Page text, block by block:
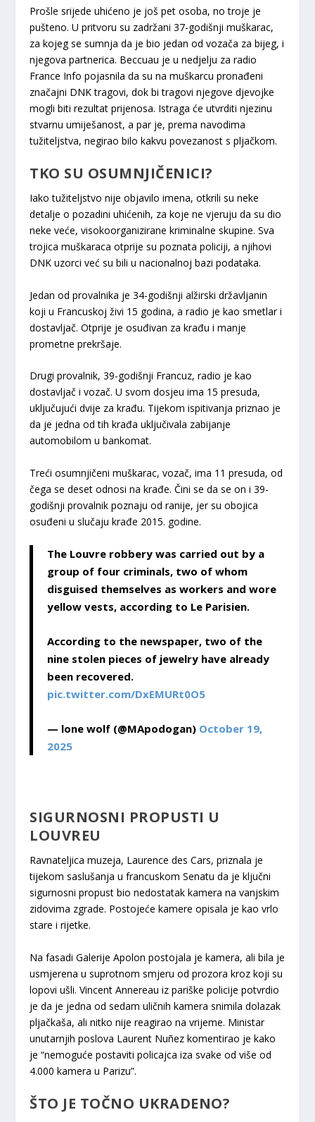
Prošle srijede uhićeno je još pet osoba, no troje je
pušteno. U pritvoru su zadržani 37-godišnji muškarac,
za kojeg se sumnja da je bio jedan od vozača za bijeg, i
njegova partnerica. Beccuau je u nedjelju za radio
France Info pojasnila da su na muškarcu pronađeni
značajni DNK tragovi, dok bi tragovi njegove djevojke
mogli biti rezultat prijenosa. Istraga će utvrditi njezinu
stvarnu umiješanost, a par je, prema navodima
tužiteljstva, negirao bilo kakvu povezanost s pljačkom.
TKO SU OSUMNJIČENICI?
Iako tužiteljstvo nije objavilo imena, otkrili su neke
detalje o pozadini uhićenih, za koje ne vjeruju da su dio
neke veće, visokoorganizirane kriminalne skupine. Sva
trojica muškaraca otprije su poznata policiji, a njihovi
DNK uzorci već su bili u nacionalnoj bazi podataka.
Jedan od provalnika je 34-godišnji alžirski državljanin
koji u Francuskoj živi 15 godina, a radio je kao smetlar i
dostavljač. Otprije je osuđivan za krađu i manje
prometne prekršaje.
Drugi provalnik, 39-godišnji Francuz, radio je kao
dostavljač i vozač. U svom dosjeu ima 15 presuda,
uključujući dvije za krađu. Tijekom ispitivanja priznao je
da je jedna od tih krađa uključivala zabijanje
automobilom u bankomat.
Treći osumnjičeni muškarac, vozač, ima 11 presuda, od
čega se deset odnosi na krađe. Čini se da se on i 39-
godišnji provalnik poznaju od ranije, jer su obojica
osuđeni u slučaju krađe 2015. godine.
The Louvre robbery was carried out by a
group of four criminals, two of whom
disguised themselves as workers and wore
yellow vests, according to Le Parisien.
According to the newspaper, two of the
nine stolen pieces of jewelry have already
been recovered.
pic.twitter.com/DxEMURt0O5
— lone wolf (@MApodogan) October 19,
2025
SIGURNOSNI PROPUSTI U
LOUVREU
Ravnateljica muzeja, Laurence des Cars, priznala je
tijekom saslušanja u francuskom Senatu da je ključni
sigurnosni propust bio nedostatak kamera na vanjskim
zidovima zgrade. Postojeće kamere opisala je kao vrlo
stare i rijetke.
Na fasadi Galerije Apolon postojala je kamera, ali bila je
usmjerena u suprotnom smjeru od prozora kroz koji su
lopovi ušli. Vincent Annereau iz pariške policije potvrdio
je da je jedna od sedam uličnih kamera snimila dolazak
pljačkaša, ali nitko nije reagirao na vrijeme. Ministar
unutarnjih poslova Laurent Nuñez komentirao je kako
je “nemoguće postaviti policajca iza svake od više od
4.000 kamera u Parizu”.
ŠTO JE TOČNO UKRADENO?